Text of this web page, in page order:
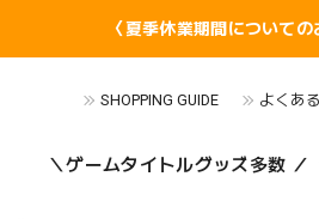
〈夏季休業期間についての
SHOPPING GUIDE よくあ
＼ゲームタイトルグッズ多数 ／